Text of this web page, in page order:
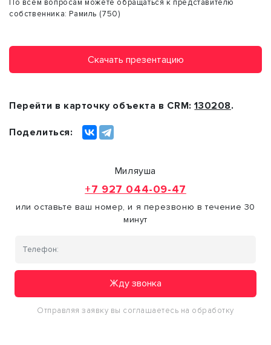
По всем вопросам можете обращаться к представителю
собственника: Рамиль (750)
Скачать презентацию
Перейти в карточку объекта в CRM:130208.
Поделиться:
Миляуша
+7 927 044-09-47
или оставьте ваш номер, и я перезвоню в течение 30
минут
Жду звонка
Отправляя заявку вы соглашаетесь на обработку